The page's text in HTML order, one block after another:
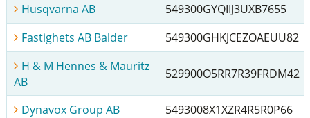
Husqvarna AB
549300GYQIIJ3UXB7655
Fastighets AB Balder
549300GHKJCEZOAEUU82
H & M Hennes & Mauritz
AB
529900O5RR7R39FRDM42
Dynavox Group AB
5493008X1XZR4R5R0P66